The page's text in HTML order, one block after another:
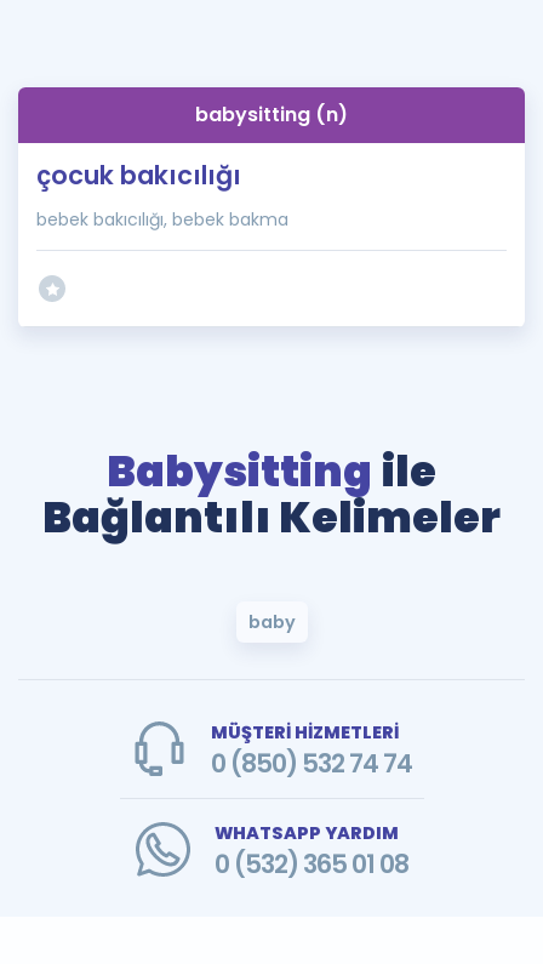
babysitting (n)
çocuk bakıcılığı
bebek bakıcılığı, bebek bakma
Babysitting ile
Bağlantılı Kelimeler
baby
MÜŞTERİ HİZMETLERİ
0 (850) 532 74 74
WHATSAPP YARDIM
0 (532) 365 01 08